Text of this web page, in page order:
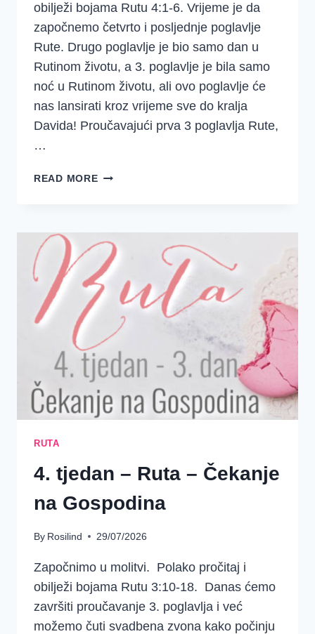
obilježi bojama Rutu 4:1-6. Vrijeme je da
započnemo četvrto i posljednje poglavlje
Rute. Drugo poglavlje je bio samo dan u
Rutinom životu, a 3. poglavlje je bila samo
noć u Rutinom životu, ali ovo poglavlje će
nas lansirati kroz vrijeme sve do kralja
Davida! Proučavajući prva 3 poglavlja Rute,
…
READ MORE4.
–
UZDAH
OLAKŠANJA
RUTA
4. tjedan – Ruta – Čekanje
na Gospodina
By Rosilind 29/07/2026
Započnimo u molitvi. Polako pročitaj i
obilježi bojama Rutu 3:10-18. Danas ćemo
završiti proučavanje 3. poglavlja i već
možemo čuti svadbena zvona kako počinju